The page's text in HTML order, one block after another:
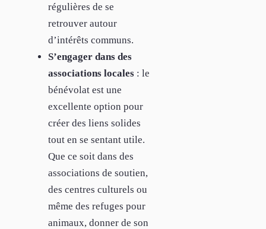
régulières de se
retrouver autour
d’intérêts communs.
S’engager dans des
associations locales : le
bénévolat est une
excellente option pour
créer des liens solides
tout en se sentant utile.
Que ce soit dans des
associations de soutien,
des centres culturels ou
même des refuges pour
animaux, donner de son